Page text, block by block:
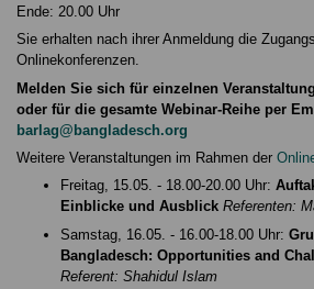
Ende: 20.00 Uhr
Sie erhalten nach ihrer Anmeldung die
Onlinekonferenzen.
Melden Sie sich für einzelnen
oder für die gesamte Webinar-Reihe per
barlag@bangladesch.org
Weitere Veranstaltungen im Rahmen der
Freitag, 15.05. - 18.00-20.00 Uhr:
Einblicke und Ausblick Referenten:
Samstag, 16.05. - 16.00-18.00 Uhr:
Bangladesch: Opportunities and
Referent: Shahidul Islam